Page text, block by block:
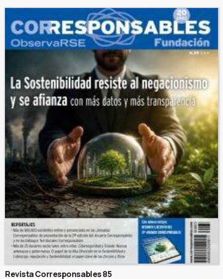
Revista Corresponsables 85